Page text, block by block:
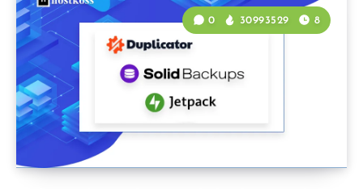
0 30993529 8